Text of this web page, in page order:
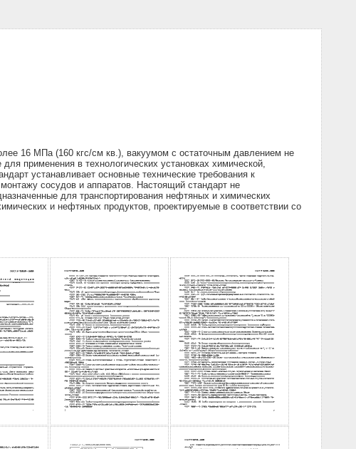
16 МПа (160 кгс/см кв.), вакуумом с остаточным давлением не
применения в технологических установках химической,
устанавливает основные технические требования к
сосудов и аппаратов. Настоящий стандарт не
для транспортирования нефтяных и химических
и нефтяных продуктов, проектируемые в соответствии со